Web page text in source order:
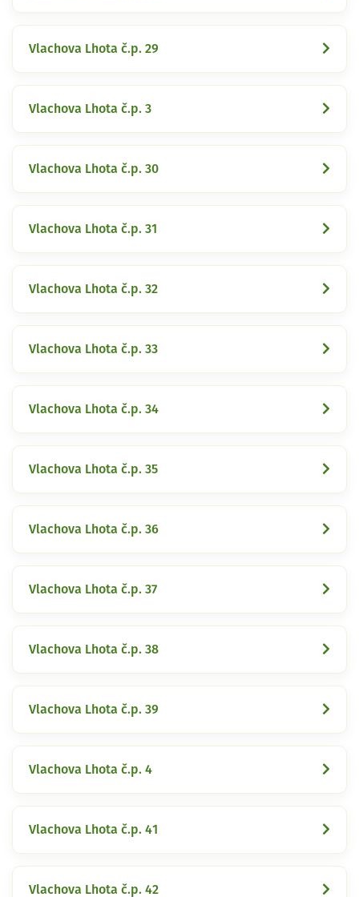
Vlachova Lhota č.p. 29
Vlachova Lhota č.p. 3
Vlachova Lhota č.p. 30
Vlachova Lhota č.p. 31
Vlachova Lhota č.p. 32
Vlachova Lhota č.p. 33
Vlachova Lhota č.p. 34
Vlachova Lhota č.p. 35
Vlachova Lhota č.p. 36
Vlachova Lhota č.p. 37
Vlachova Lhota č.p. 38
Vlachova Lhota č.p. 39
Vlachova Lhota č.p. 4
Vlachova Lhota č.p. 41
Vlachova Lhota č.p. 42